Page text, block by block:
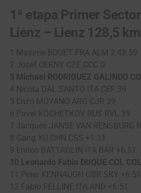
1ª etapa Primer Sector
Lienz – Lienz 128,5 km
1 Maxime BOUET FRA ALM 2:48:59
2 Josef CERNY CZE CCC 0
3 Michael RODRIGUEZ GALINDO
4 Nicola DAL SANTO ITA CEF 39
5 Enzo MOYANO ARG CJR 39
6 Pavel KOCHETKOV RUS RVL 39
7 Jacques JANSE VAN RENSBURG
8 Gang XU CHN CSS +1:11
9 Enrico BATTAGLIN ITA BAR +6:51
10 Leonardo Fabio DUQUE COL
11 Peter KENNAUGH GBR SKY +6:51
12 Fabio FELLINE ITA AND +6:51